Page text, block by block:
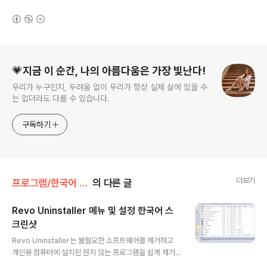
💗지금 이 순간, 나의 아름다움은 가장 빛난다!
우리가 누구인지, 두려움 없이 우리가 항상 실제 삶에 있을 수
는 없더라도 다를 수 있습니다.
구독하기
프로그램/한국어 패치 의 다른 글 더보기
Revo Uninstaller 메뉴 및 설정 한국어 스
크린샷
Revo Uninstaller는 불필요한 소프트웨어를 제거하고
개인용 컴퓨터에 설치된 원치 않는 프로그램을 쉽게 제거